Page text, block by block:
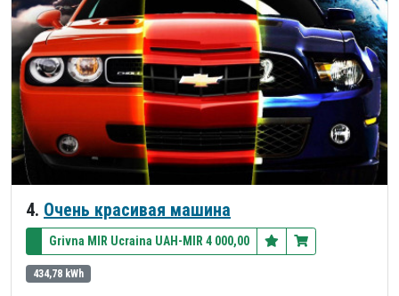
4. Очень красивая машина
Grivna MIR Ucraina UAH-MIR 4 000,00
434,78 kWh